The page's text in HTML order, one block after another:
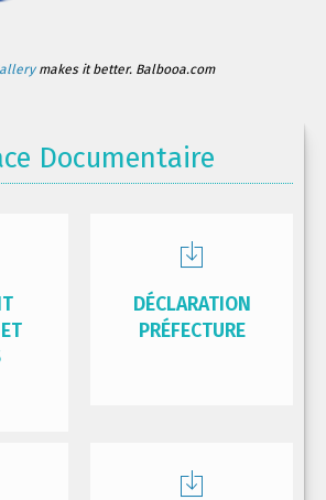
makes it better. Balbooa.com
Documentaire
DÉCLARATION
PRÉFECTURE